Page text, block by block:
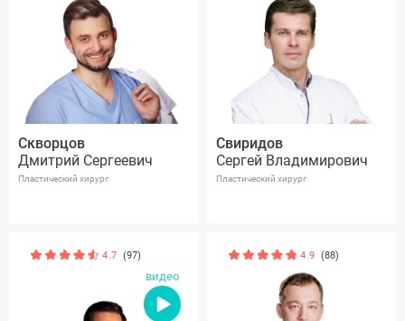
Скворцов
Дмитрий Сергеевич
Пластический хирург
Свиридов
Сергей Владимирович
Пластический хирург
4.7 (97)
видео
4.9 (88)